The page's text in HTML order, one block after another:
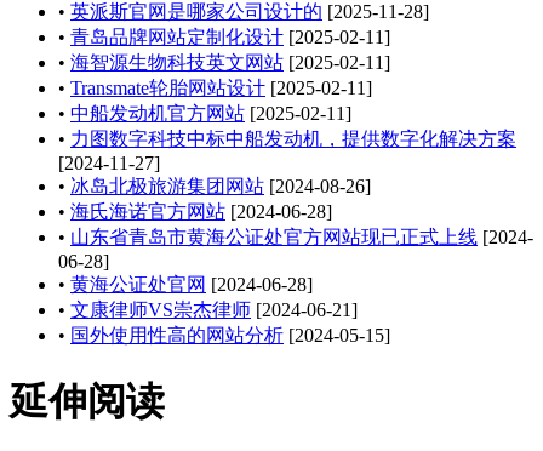
• 英派斯官网是哪家公司设计的 [2025-11-28]
• 青岛品牌网站定制化设计 [2025-02-11]
• 海智源生物科技英文网站 [2025-02-11]
• Transmate轮胎网站设计 [2025-02-11]
• 中船发动机官方网站 [2025-02-11]
• 力图数字科技中标中船发动机，提供数字化解决方案
[2024-11-27]
• 冰岛北极旅游集团网站 [2024-08-26]
• 海氏海诺官方网站 [2024-06-28]
• 山东省青岛市黄海公证处官方网站现已正式上线 [2024-
06-28]
• 黄海公证处官网 [2024-06-28]
• 文康律师VS崇杰律师 [2024-06-21]
• 国外使用性高的网站分析 [2024-05-15]
延伸阅读